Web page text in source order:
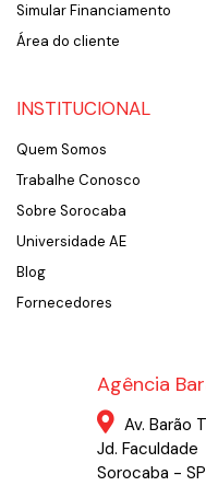
Simular Financiamento
Área do cliente
INSTITUCIONAL
Quem Somos
Trabalhe Conosco
Sobre Sorocaba
Universidade AE
Blog
Fornecedores
Agência
Av. Barão
Jd. Faculdade
Sorocaba -